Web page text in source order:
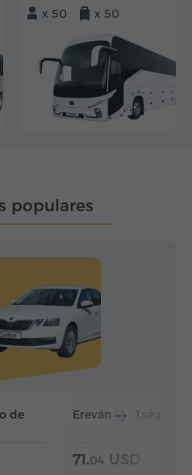
x 50
x 50
populares
de
Ereván
71.04 USD